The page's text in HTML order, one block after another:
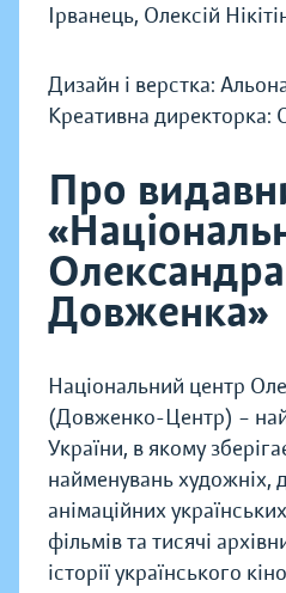
Ірванець, Олексій
Дизайн і верстка:
Креативна директорка:
Про
Олександра
Довженка»
Національний центр
(Довженко-Центр) –
України, в якому
найменувань художніх,
анімаційних
фільмів та тисячі
історії українського